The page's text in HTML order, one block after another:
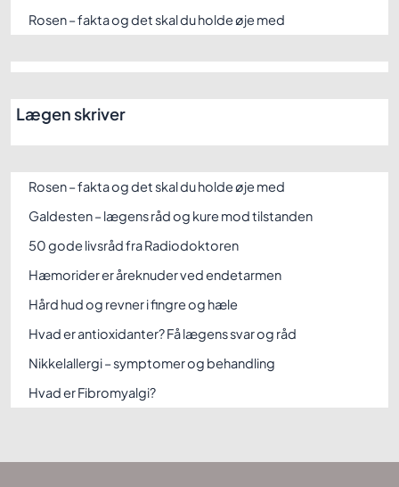
Rosen – fakta og det skal du holde øje med
Lægen skriver
Rosen – fakta og det skal du holde øje med
Galdesten – lægens råd og kure mod tilstanden
50 gode livsråd fra Radiodoktoren
Hæmorider er åreknuder ved endetarmen
Hård hud og revner i fingre og hæle
Hvad er antioxidanter? Få lægens svar og råd
Nikkelallergi – symptomer og behandling
Hvad er Fibromyalgi?